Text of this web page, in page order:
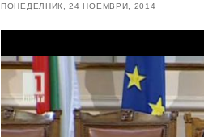
ПОНЕДЕЛНИК, 24 НОЕМВРИ, 2014